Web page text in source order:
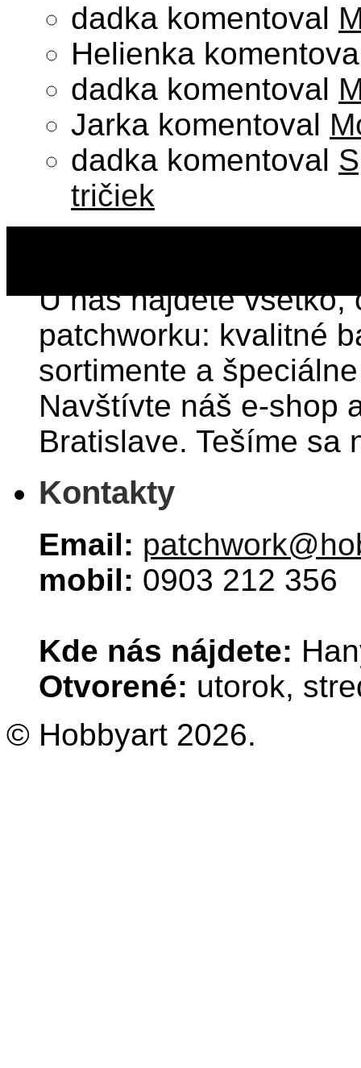
dadka komentoval
Helienka
dadka komentoval
Jarka komentoval
dadka komentoval
tričiek
U nás nájdete všetko,
patchworku: kvalitné
sortimente a
Navštívte náš e-shop
Bratislave. Tešíme sa
Kontakty
Email:
mobil: 0903 212 356
Kde nás nájdete:
Otvorené: utorok,
© Hobbyart 2026.